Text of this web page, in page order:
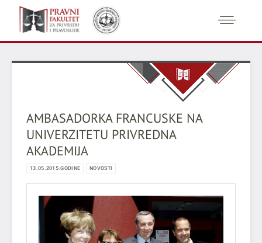
AMBASADORKA FRANCUSKE NA
UNIVERZITETU PRIVREDNA
AKADEMIJA
13.05.2015.GODINE NOVOSTI